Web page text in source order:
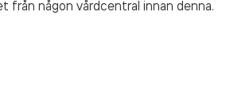
från någon vårdcentral innan denna.